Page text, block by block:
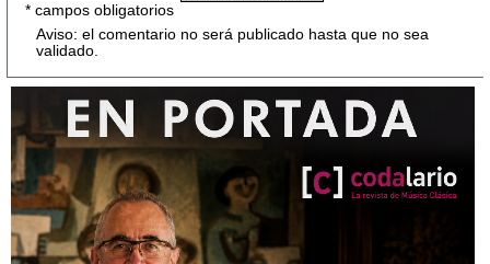
* campos obligatorios
Aviso: el comentario no será publicado hasta que no sea
validado.